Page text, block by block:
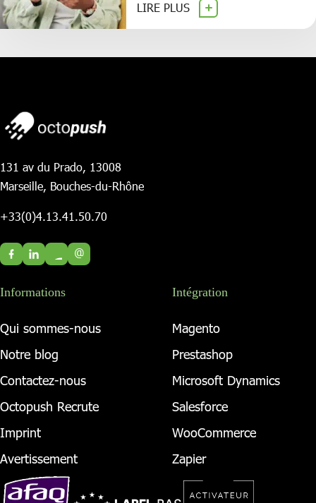
LIRE PLUS
131 av du Prado, 13008
Marseille, Bouches-du-Rhône
+33(0)4.13.41.50.70
@
Informations
Qui sommes-nous
Notre blog
Contactez-nous
Octopush Recrute
Imprint
Avertissement
Intégration
Magento
Prestashop
Microsoft Dynamics
Salesforce
WooCommerce
Zapier